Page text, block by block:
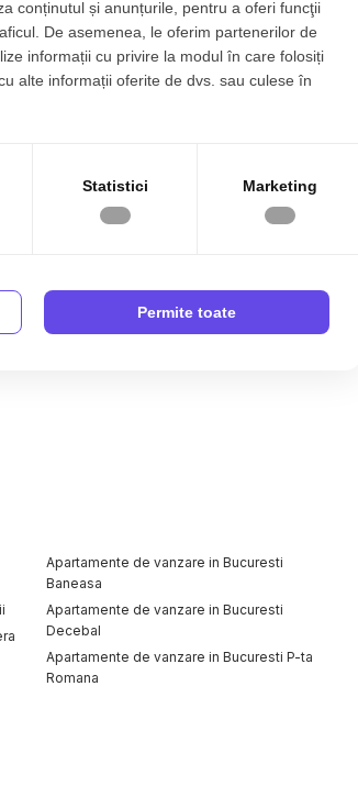
Apartamente de vanzare in Bucuresti
Baneasa
Apartamente de vanzare in Bucuresti
Decebal
Apartamente de vanzare in Bucuresti P-ta
Romana
conținutul și anunțurile, pentru a oferi funcţii
De asemenea, le oferim partenerilor de
informații cu privire la modul în care folosiți
alte informații oferite de dvs. sau culese în
Statistici Marketing
Permite toate